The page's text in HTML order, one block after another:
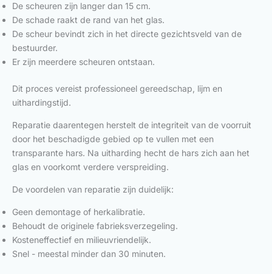
De scheuren zijn langer dan 15 cm.
De schade raakt de rand van het glas.
De scheur bevindt zich in het directe gezichtsveld van de
bestuurder.
Er zijn meerdere scheuren ontstaan.
Dit proces vereist professioneel gereedschap, lijm en
uithardingstijd.
Reparatie daarentegen herstelt de integriteit van de voorruit
door het beschadigde gebied op te vullen met een
transparante hars. Na uitharding hecht de hars zich aan het
glas en voorkomt verdere verspreiding.
De voordelen van reparatie zijn duidelijk:
Geen demontage of herkalibratie.
Behoudt de originele fabrieksverzegeling.
Kosteneffectief en milieuvriendelijk.
Snel - meestal minder dan 30 minuten.